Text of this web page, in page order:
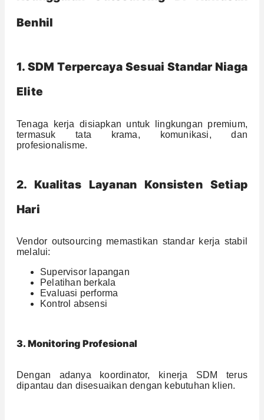
Benhil
1. SDM Terpercaya Sesuai Standar Niaga
Elite
Tenaga kerja disiapkan untuk lingkungan premium,
termasuk tata krama, komunikasi, dan
profesionalisme.
2. Kualitas Layanan Konsisten Setiap
Hari
Vendor outsourcing memastikan standar kerja stabil
melalui:
Supervisor lapangan
Pelatihan berkala
Evaluasi performa
Kontrol absensi
3. Monitoring Profesional
Dengan adanya koordinator, kinerja SDM terus
dipantau dan disesuaikan dengan kebutuhan klien.